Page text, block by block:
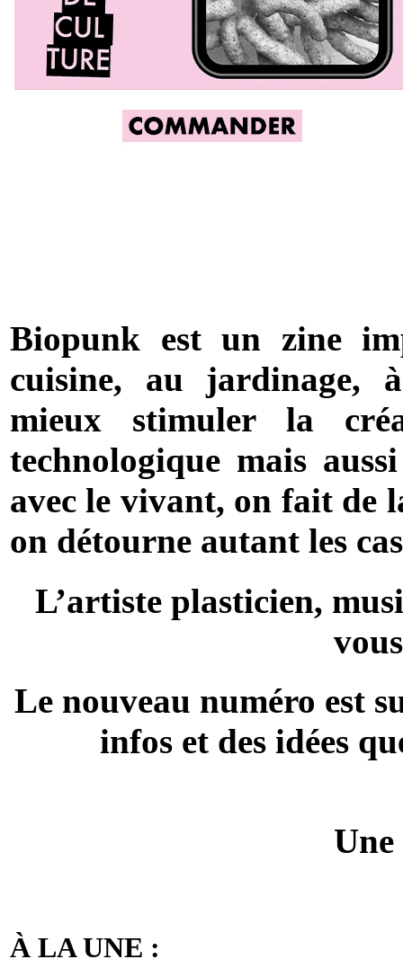
Biopunk est un zine
cuisine, au
mieux stimuler la
technologique mais
avec le vivant, on fait de
on détourne autant les
L’artiste plasticien,
Le nouveau numéro est
infos et des idées
À LA UNE :